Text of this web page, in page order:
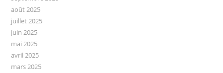
août 2025
juillet 2025
juin 2025
mai 2025
avril 2025
mars 2025